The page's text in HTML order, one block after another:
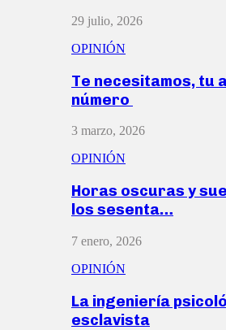
29 julio, 2026
OPINIÓN
Te necesitamos, tu
número
3 marzo, 2026
OPINIÓN
Horas oscuras y
los sesenta…
7 enero, 2026
OPINIÓN
La ingeniería
esclavista